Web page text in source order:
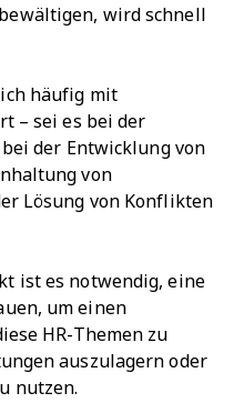
wird schnell
häufig mit
– sei es bei der
der Entwicklung von
von
Lösung von Konflikten
ist es notwendig, eine
um einen
HR-Themen zu
auszulagern oder
nutzen.